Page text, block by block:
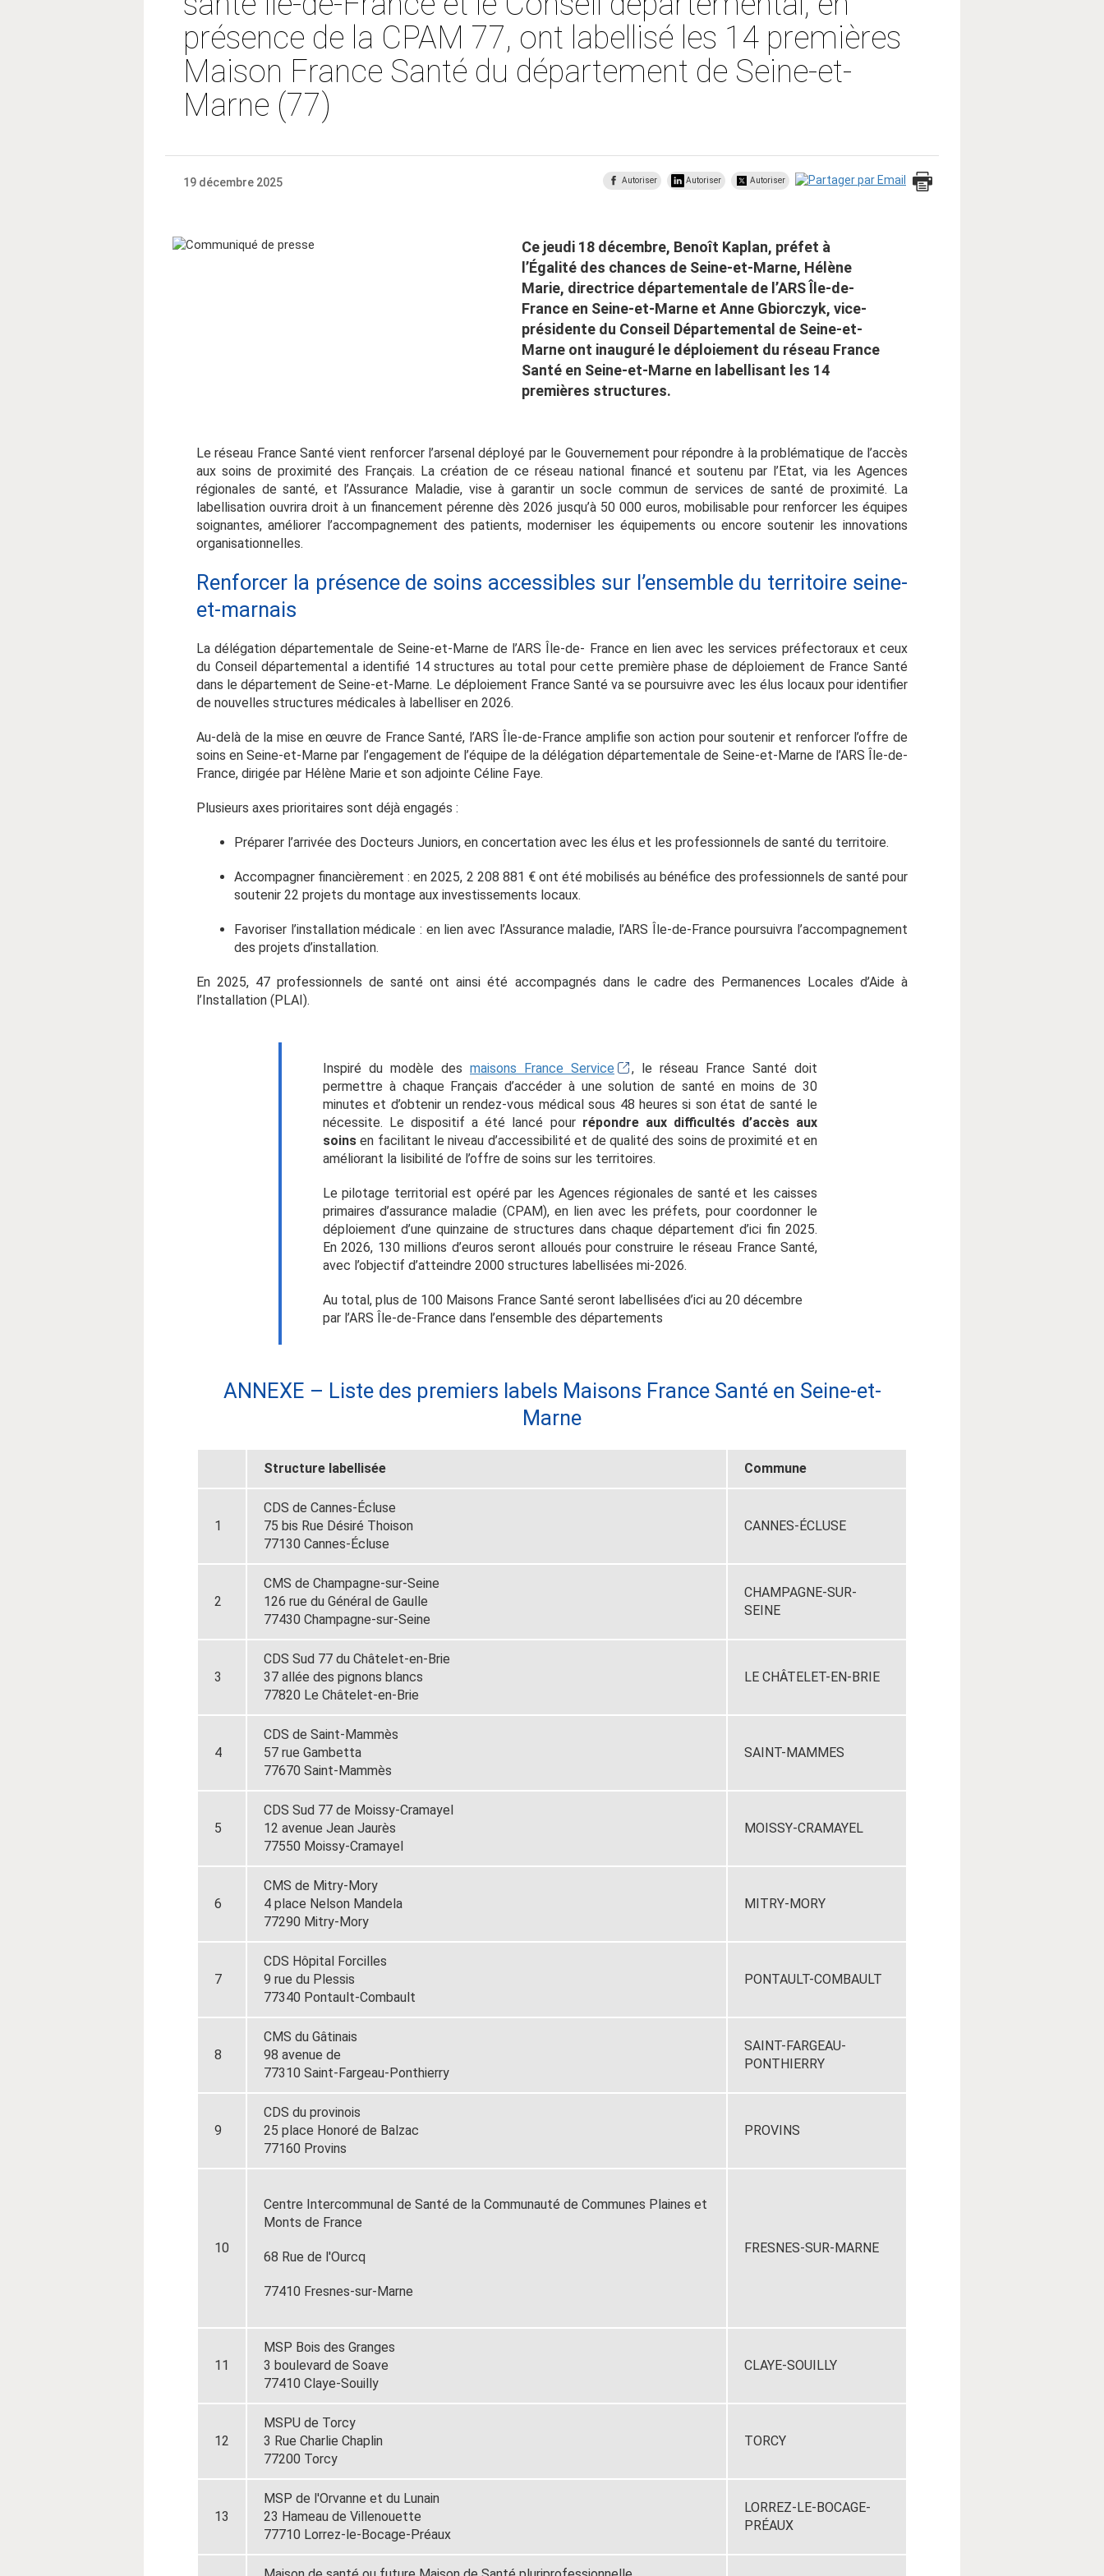
présence de la CPAM 77, ont labellisé les 14 premières
Maison France Santé du département de Seine-et-
Marne (77)
19 décembre 2025 Autoriser Autoriser Autoriser
Ce jeudi 18 décembre, Benoît Kaplan, préfet à
l’Égalité des chances de Seine-et-Marne, Hélène
Marie, directrice départementale de l’ARS Île-de-
France en Seine-et-Marne et Anne Gbiorczyk, vice-
présidente du Conseil Départemental de Seine-et-
Marne ont inauguré le déploiement du réseau France
Santé en Seine-et-Marne en labellisant les 14
premières structures.
Le réseau France Santé vient renforcer l’arsenal déployé par le Gouvernement pour répondre à la problématique de l’accès
aux soins de proximité des Français. La création de ce réseau national financé et soutenu par l’Etat, via les Agences
régionales de santé, et l’Assurance Maladie, vise à garantir un socle commun de services de santé de proximité. La
labellisation ouvrira droit à un financement pérenne dès 2026 jusqu’à 50 000 euros, mobilisable pour renforcer les équipes
soignantes, améliorer l’accompagnement des patients, moderniser les équipements ou encore soutenir les innovations
organisationnelles.
Renforcer la présence de soins accessibles sur l’ensemble du territoire seine-
et-marnais
La délégation départementale de Seine-et-Marne de l’ARS Île-de- France en lien avec les services préfectoraux et ceux
du Conseil départemental a identifié 14 structures au total pour cette première phase de déploiement de France Santé
dans le département de Seine-et-Marne. Le déploiement France Santé va se poursuivre avec les élus locaux pour identifier
de nouvelles structures médicales à labelliser en 2026.
Au-delà de la mise en œuvre de France Santé, l’ARS Île-de-France amplifie son action pour soutenir et renforcer l’offre de
soins en Seine-et-Marne par l’engagement de l’équipe de la délégation départementale de Seine-et-Marne de l’ARS Île-de-
France, dirigée par Hélène Marie et son adjointe Céline Faye.
Plusieurs axes prioritaires sont déjà engagés :
Préparer l’arrivée des Docteurs Juniors, en concertation avec les élus et les professionnels de santé du territoire.
Accompagner financièrement : en 2025, 2 208 881 € ont été mobilisés au bénéfice des professionnels de santé pour
soutenir 22 projets du montage aux investissements locaux.
Favoriser l’installation médicale : en lien avec l’Assurance maladie, l’ARS Île-de-France poursuivra l’accompagnement
des projets d’installation.
En 2025, 47 professionnels de santé ont ainsi été accompagnés dans le cadre des Permanences Locales d’Aide à
l’Installation (PLAI).
Inspiré du modèle des maisons France Service
, le réseau France Santé doit
permettre à chaque Français d’accéder à une solution de santé en moins de 30
minutes et d’obtenir un rendez-vous médical sous 48 heures si son état de santé le
nécessite. Le dispositif a été lancé pour répondre aux difficultés d’accès aux
soins en facilitant le niveau d’accessibilité et de qualité des soins de proximité et en
améliorant la lisibilité de l’offre de soins sur les territoires.
Le pilotage territorial est opéré par les Agences régionales de santé et les caisses
primaires d’assurance maladie (CPAM), en lien avec les préfets, pour coordonner le
déploiement d’une quinzaine de structures dans chaque département d’ici fin 2025.
En 2026, 130 millions d’euros seront alloués pour construire le réseau France Santé,
avec l’objectif d’atteindre 2000 structures labellisées mi-2026.
Au total, plus de 100 Maisons France Santé seront labellisées d’ici au 20 décembre
par l’ARS Île-de-France dans l’ensemble des départements
ANNEXE – Liste des premiers labels Maisons France Santé en Seine-et-
Marne
Structure labellisée Commune
1
CDS de Cannes-Écluse
75 bis Rue Désiré Thoison
77130 Cannes-Écluse
CANNES-ÉCLUSE
2
CMS de Champagne-sur-Seine
126 rue du Général de Gaulle
77430 Champagne-sur-Seine
CHAMPAGNE-SUR-
SEINE
3
CDS Sud 77 du Châtelet-en-Brie
37 allée des pignons blancs
77820 Le Châtelet-en-Brie
LE CHÂTELET-EN-BRIE
4
CDS de Saint-Mammès
57 rue Gambetta
77670 Saint-Mammès
SAINT-MAMMES
5
CDS Sud 77 de Moissy-Cramayel
12 avenue Jean Jaurès
77550 Moissy-Cramayel
MOISSY-CRAMAYEL
6
CMS de Mitry-Mory
4 place Nelson Mandela
77290 Mitry-Mory
MITRY-MORY
7
CDS Hôpital Forcilles
9 rue du Plessis
77340 Pontault-Combault
PONTAULT-COMBAULT
8
CMS du Gâtinais
98 avenue de
77310 Saint-Fargeau-Ponthierry
SAINT-FARGEAU-
PONTHIERRY
9
CDS du provinois
25 place Honoré de Balzac
77160 Provins
PROVINS
10
Centre Intercommunal de Santé de la Communauté de Communes Plaines et
Monts de France
68 Rue de l'Ourcq
77410 Fresnes-sur-Marne
FRESNES-SUR-MARNE
11
MSP Bois des Granges
3 boulevard de Soave
77410 Claye-Souilly
CLAYE-SOUILLY
12
MSPU de Torcy
3 Rue Charlie Chaplin
77200 Torcy
TORCY
13
MSP de l'Orvanne et du Lunain
23 Hameau de Villenouette
77710 Lorrez-le-Bocage-Préaux
LORREZ-LE-BOCAGE-
PRÉAUX